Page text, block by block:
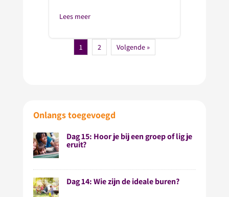
Lees meer
1 2 Volgende »
Onlangs toegevoegd
Dag 15: Hoor je bij een groep of lig je
eruit?
Dag 14: Wie zijn de ideale buren?